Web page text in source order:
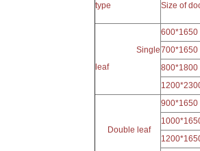
type Size of
Single
leaf
600*1650
700*1650
800*1800
Double leaf
900*1650